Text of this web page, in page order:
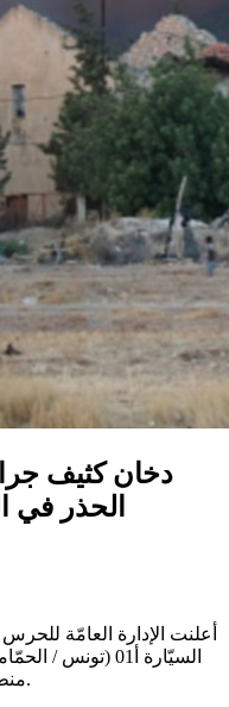
دخان كثيف
الحذر في
أعلنت الإدارة العامّة
منطقة مرناق بالإتجاهين نتيجة اندلاع حريق.